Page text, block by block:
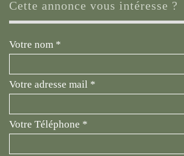
cette annonce vous intéresse ?
Votre nom *
Votre adresse mail *
Votre Téléphone *